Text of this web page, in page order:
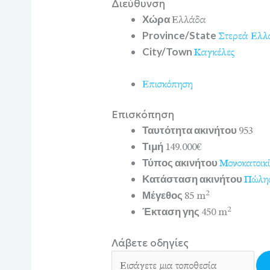
Διεύθυνση
ΧώραΕλλάδα
Province/State Στερεά
City/Town Καγκέλες
Επισκόπηση
Επισκόπηση
Ταυτότητα ακινήτου 953
Τιμή 149.000€
Τύπος ακινήτου
Κατάσταση ακινήτου
Μέγεθος 85 m2
Έκταση γης 450 m2
Λάβετε οδηγίες